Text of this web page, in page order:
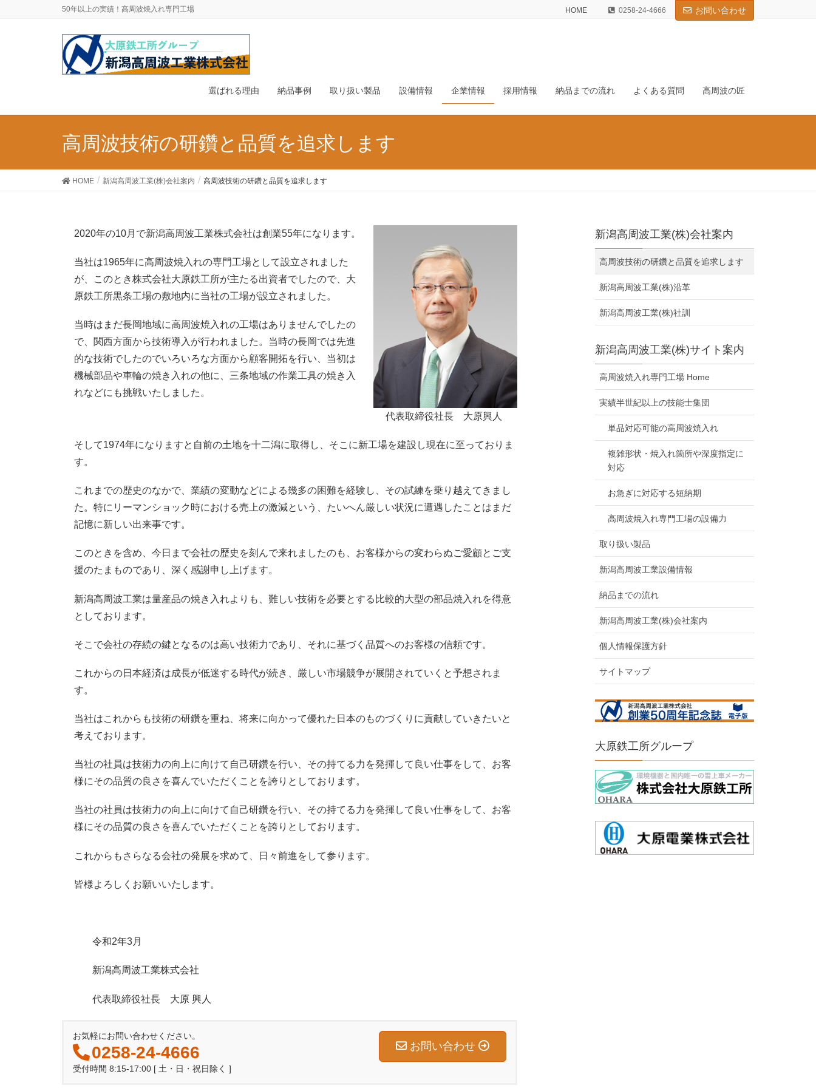
50年以上の実績！高周波焼入れ専門工場 HOME 0258-24-4666 お問い合わせ
選ばれる理由 納品事例 取り扱い製品 設備情報 企業情報 採用情報 納品までの流れ よくある質問 高周波の匠
高周波技術の研鑽と品質を追求します
HOME 新潟高周波工業(株)会社案内 高周波技術の研鑽と品質を追求します
2020年の10月で新潟高周波工業株式会社は創業55年になります。
当社は1965年に高周波焼入れの専門工場として設立されました
が、このとき株式会社大原鉄工所が主たる出資者でしたので、大
原鉄工所黒条工場の敷地内に当社の工場が設立されました。
当時はまだ長岡地域に高周波焼入れの工場はありませんでしたの
で、関西方面から技術導入が行われました。当時の長岡では先進
的な技術でしたのでいろいろな方面から顧客開拓を行い、当初は
機械部品や車輪の焼き入れの他に、三条地域の作業工具の焼き入
れなどにも挑戦いたしました。
代表取締役社長 大原興人
そして1974年になりますと自前の土地を十二潟に取得し、そこに新工場を建設し現在に至っておりま
す。
これまでの歴史のなかで、業績の変動などによる幾多の困難を経験し、その試練を乗り越えてきまし
た。特にリーマンショック時における売上の激減という、たいへん厳しい状況に遭遇したことはまだ
記憶に新しい出来事です。
このときを含め、今日まで会社の歴史を刻んで来れましたのも、お客様からの変わらぬご愛顧とご支
援のたまものであり、深く感謝申し上げます。
新潟高周波工業は量産品の焼き入れよりも、難しい技術を必要とする比較的大型の部品焼入れを得意
としております。
そこで会社の存続の鍵となるのは高い技術力であり、それに基づく品質へのお客様の信頼です。
これからの日本経済は成長が低迷する時代が続き、厳しい市場競争が展開されていくと予想されま
す。
当社はこれからも技術の研鑽を重ね、将来に向かって優れた日本のものづくりに貢献していきたいと
考えております。
当社の社員は技術力の向上に向けて自己研鑽を行い、その持てる力を発揮して良い仕事をして、お客
様にその品質の良さを喜んでいただくことを誇りとしております。
当社の社員は技術力の向上に向けて自己研鑽を行い、その持てる力を発揮して良い仕事をして、お客
様にその品質の良さを喜んでいただくことを誇りとしております。
これからもさらなる会社の発展を求めて、日々前進をして参ります。
皆様よろしくお願いいたします。
令和2年3月
新潟高周波工業株式会社
代表取締役社長 大原 興人
お気軽にお問い合わせください。
0258-24-4666
受付時間 8:15-17:00 [ 土・日・祝日除く ]
お問い合わせ
新潟高周波工業(株)会社案内
高周波技術の研鑽と品質を追求します
新潟高周波工業(株)沿革
新潟高周波工業(株)社訓
新潟高周波工業(株)サイト案内
高周波焼入れ専門工場 Home
実績半世紀以上の技能士集団
単品対応可能の高周波焼入れ
複雑形状・焼入れ箇所や深度指定に
対応
お急ぎに対応する短納期
高周波焼入れ専門工場の設備力
取り扱い製品
新潟高周波工業設備情報
納品までの流れ
新潟高周波工業(株)会社案内
個人情報保護方針
サイトマップ
大原鉄工所グループ